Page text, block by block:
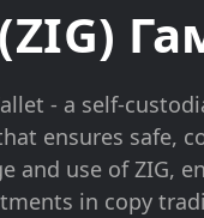
- a self-
ensures safe,
and use of ZIG,
in copy